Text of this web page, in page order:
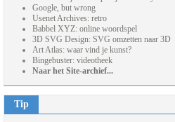
Google, but wrong
Usenet Archives: retro
Babbel XYZ: online woordspel
3D SVG Design: SVG omzetten naar 3D
Art Atlas: waar vind je kunst?
Bingebuster: videotheek
Naar het Site-archief...
Tip